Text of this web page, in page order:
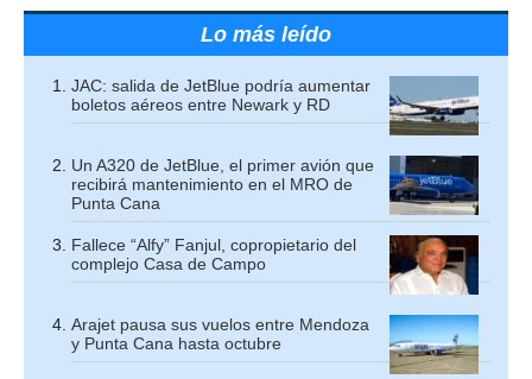
Lo más leído
JAC: salida de JetBlue podría aumentar
boletos aéreos entre Newark y RD
Un A320 de JetBlue, el primer avión que
recibirá mantenimiento en el MRO de
Punta Cana
Fallece “Alfy” Fanjul, copropietario del
complejo Casa de Campo
Arajet pausa sus vuelos entre Mendoza
y Punta Cana hasta octubre